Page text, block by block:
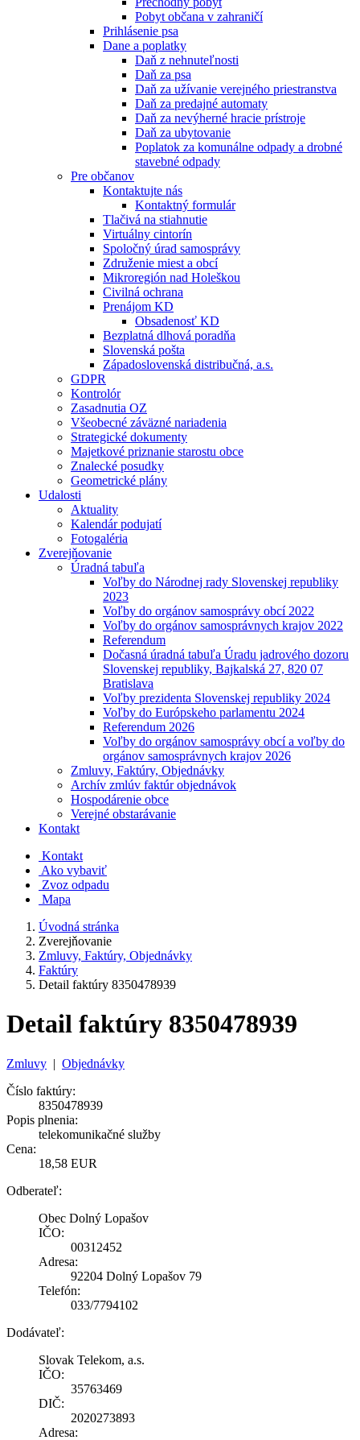
Pobyt občana v zahraničí
Prihlásenie psa
Dane a poplatky
Daň z nehnuteľnosti
Daň za psa
Daň za užívanie verejného priestranstva
Daň za predajné automaty
Daň za nevýherné hracie prístroje
Daň za ubytovanie
Poplatok za komunálne odpady a drobné
stavebné odpady
Pre občanov
Kontaktujte nás
Kontaktný formulár
Tlačivá na stiahnutie
Virtuálny cintorín
Spoločný úrad samosprávy
Združenie miest a obcí
Mikroregión nad Holeškou
Civilná ochrana
Prenájom KD
Obsadenosť KD
Bezplatná dlhová poradňa
Slovenská pošta
Západoslovenská distribučná, a.s.
GDPR
Kontrolór
Zasadnutia OZ
Všeobecné záväzné nariadenia
Strategické dokumenty
Majetkové priznanie starostu obce
Znalecké posudky
Geometrické plány
Udalosti
Aktuality
Kalendár podujatí
Fotogaléria
Zverejňovanie
Úradná tabuľa
Voľby do Národnej rady Slovenskej republiky
2023
Voľby do orgánov samosprávy obcí 2022
Voľby do orgánov samosprávnych krajov 2022
Referendum
Dočasná úradná tabuľa Úradu jadrového dozoru
Slovenskej republiky, Bajkalská 27, 820 07
Bratislava
Voľby prezidenta Slovenskej republiky 2024
Voľby do Európskeho parlamentu 2024
Referendum 2026
Voľby do orgánov samosprávy obcí a voľby do
orgánov samosprávnych krajov 2026
Zmluvy, Faktúry, Objednávky
Archív zmlúv faktúr objednávok
Hospodárenie obce
Verejné obstarávanie
Kontakt
Kontakt
Ako vybaviť
Zvoz odpadu
Mapa
Úvodná stránka
Zverejňovanie
Zmluvy, Faktúry, Objednávky
Faktúry
Detail faktúry 8350478939
Detail faktúry 8350478939
Zmluvy | Objednávky
Číslo faktúry:
8350478939
Popis plnenia:
telekomunikačné služby
Cena:
18,58 EUR
Odberateľ:
Obec Dolný Lopašov
IČO:
00312452
Adresa:
92204 Dolný Lopašov 79
Telefón:
033/7794102
Dodávateľ:
Slovak Telekom, a.s.
IČO:
35763469
DIČ:
2020273893
Adresa: